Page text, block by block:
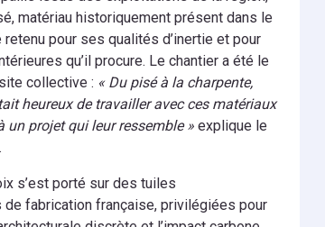
matériau historiquement présent dans le
retenu pour ses qualités d’inertie et pour
qu’il procure. Le chantier a été le
collective : « Du pisé à la charpente,
heureux de travailler avec ces matériaux
un projet qui leur ressemble » explique le
s’est porté sur des tuiles
fabrication française, privilégiées pour